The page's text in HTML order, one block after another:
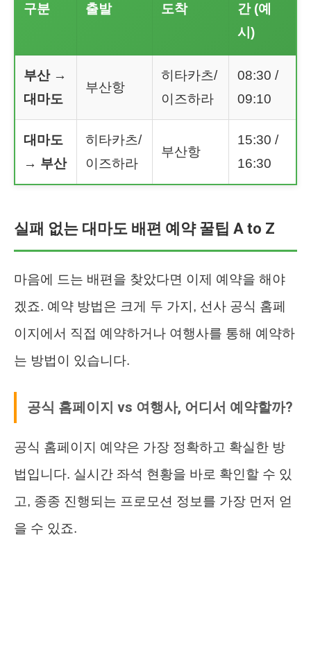
구분 출발 도착
간 (예
시)
부산 →
대마도
부산항
히타카츠/
이즈하라
08:30 /
09:10
대마도
→ 부산
히타카츠/
이즈하라
부산항
15:30 /
16:30
실패 없는 대마도 배편 예약 꿀팁 A to Z
마음에 드는 배편을 찾았다면 이제 예약을 해야
겠죠. 예약 방법은 크게 두 가지, 선사 공식 홈페
이지에서 직접 예약하거나 여행사를 통해 예약하
는 방법이 있습니다.
공식 홈페이지 vs 여행사, 어디서 예약할까?
공식 홈페이지 예약은 가장 정확하고 확실한 방
법입니다. 실시간 좌석 현황을 바로 확인할 수 있
고, 종종 진행되는 프로모션 정보를 가장 먼저 얻
을 수 있죠.